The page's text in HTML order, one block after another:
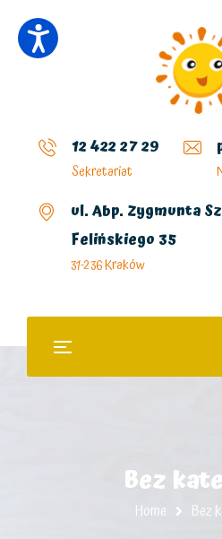
12 422 27 29
Sekretariat
ul. Abp. Zygmunta
Felińskiego 35
31-236 Kraków
Bez
Home Bez